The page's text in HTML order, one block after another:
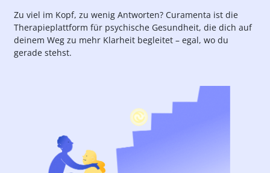
Zu viel im Kopf, zu wenig Antworten? Curamenta ist die
Therapieplattform für psychische Gesundheit, die dich auf
deinem Weg zu mehr Klarheit begleitet – egal, wo du
gerade stehst.